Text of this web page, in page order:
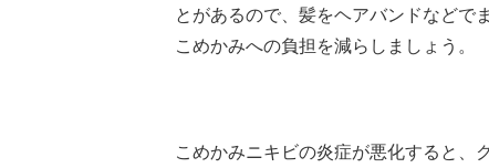
とがあるので、髪をヘアバンドなどで
こめかみへの負担を減らしましょう。
こめかみニキビの炎症が悪化すると、